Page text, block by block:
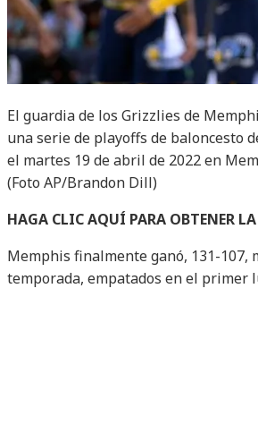
El guardia de los Grizzlies de
una serie de playoffs de baloncesto
el martes 19 de abril de 2022 en
(Foto AP/Brandon Dill)
HAGA CLIC AQUÍ PARA OBTENER
Memphis finalmente ganó, 131-107,
temporada, empatados en el primer